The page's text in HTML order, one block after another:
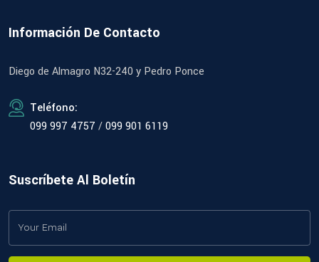
Información De Contacto
Diego de Almagro N32-240 y Pedro Ponce
Teléfono:
099 997 4757 /099 901 6119
Suscríbete Al Boletín